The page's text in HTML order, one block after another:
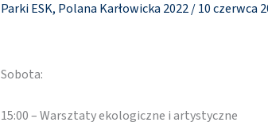
Parki ESK, Polana Karłowicka 2022/10 czerwca
Sobota:
15:00 – Warsztaty ekologiczne i artystyczne